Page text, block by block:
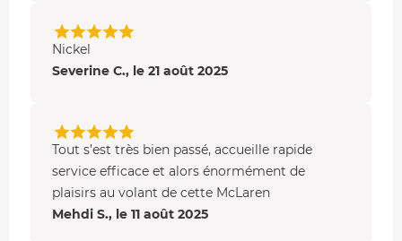
Nickel
Severine C., le 21 août 2025
Tout s’est très bien passé, accueille rapide
service efficace et alors énormément de
plaisirs au volant de cette McLaren
Mehdi S., le 11 août 2025